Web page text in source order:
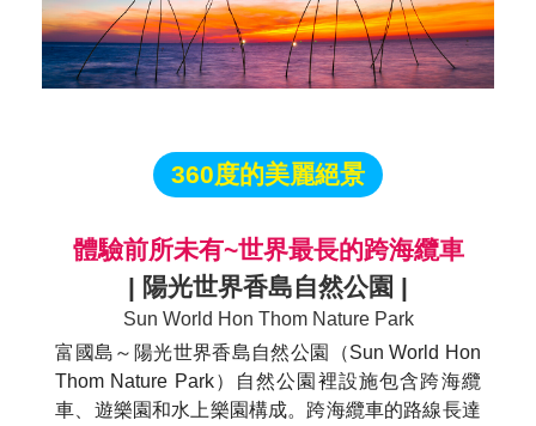
360度的美麗絕景
體驗前所未有~世界最長的跨海纜車
| 陽光世界香島自然公園 |
Sun World Hon Thom Nature Park
富國島～陽光世界香島自然公園（Sun World Hon
Thom Nature Park）自然公園裡設施包含跨海纜
車、遊樂園和水上樂園構成。跨海纜車的路線長達